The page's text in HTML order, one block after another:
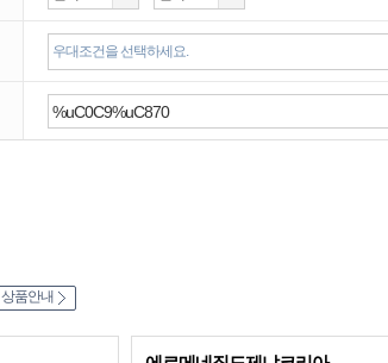
우대조건을 선택하세요.
상품안내